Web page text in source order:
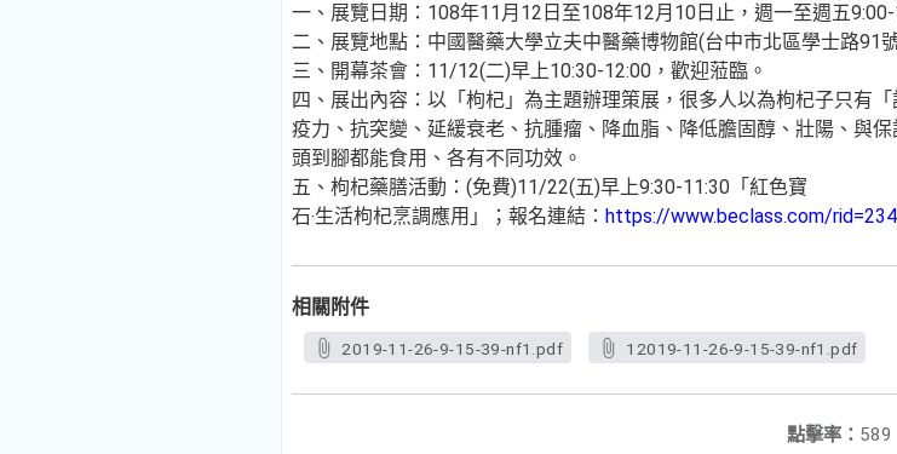
一、展覽日期：108年11月12日至108年12月10日止，週一至週五
二、展覽地點：中國醫藥大學立夫中醫藥博物館(台中市北區學士路91
三、開幕茶會：11/12(二)早上10:30-12:00，歡迎蒞臨。
四、展出內容：以「枸杞」為主題辦理策展，很多人以為枸杞子只有
疫力、抗突變、延緩衰老、抗腫瘤、降血脂、降低膽固醇、壯陽、與
頭到腳都能食用、各有不同功效。
五、枸杞藥膳活動：(免費)11/22(五)早上9:30-11:30「紅色寶
石‧生活枸杞烹調應用」；報名連結： https://www.beclass.com/
相關附件
2019-11-26-9-15-39-nf1.pdf 12019-11-26-9-15-39-nf1.pdf
點擊率： 589